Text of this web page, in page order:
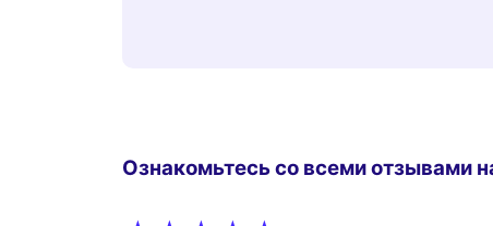
Ознакомьтесь со всеми отзывами